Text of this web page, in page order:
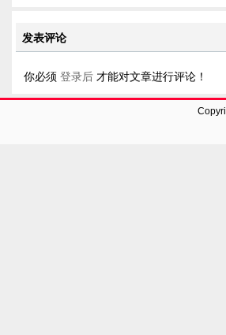
发表评论
你必须 登录后 才能对文章进行评论！